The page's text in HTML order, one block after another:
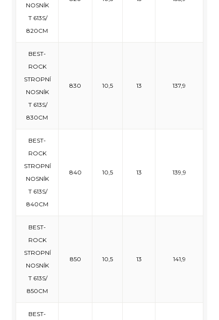
NOSNÍK
T 613S/
820CM
BEST-
ROCK
STROPNÍ
NOSNÍK
T 613S/
830CM
830 10,5 13 137,9
BEST-
ROCK
STROPNÍ
NOSNÍK
T 613S/
840CM
840 10,5 13 139,9
BEST-
ROCK
STROPNÍ
NOSNÍK
T 613S/
850CM
850 10,5 13 141,9
BEST-